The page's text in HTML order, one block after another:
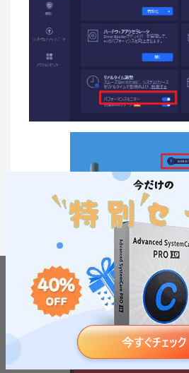
ステップ2 右矢印→アイコンをクリ
で、CPU、GPU、マザーボードの温
確認することができます。
当ウェブサイトでは利用者の利便性の向
います。
引き続きこのサイトを閲覧するにはプライ
要があります。